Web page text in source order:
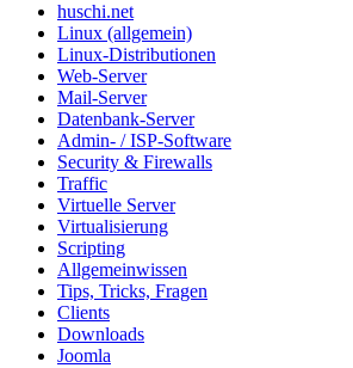
huschi.net
Linux (allgemein)
Linux-Distributionen
Web-Server
Mail-Server
Datenbank-Server
Admin- / ISP-Software
Security & Firewalls
Traffic
Virtuelle Server
Virtualisierung
Scripting
Allgemeinwissen
Tips, Tricks, Fragen
Clients
Downloads
Joomla